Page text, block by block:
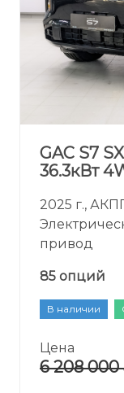
GAC S7
36.3кВт
2025 г.,
привод
85 опций
В наличии
Цена
6 208 000